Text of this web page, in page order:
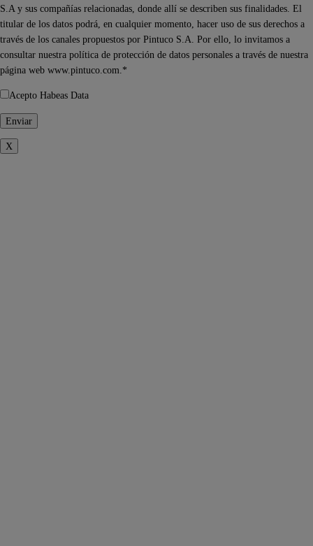
S.A y sus compañías relacionadas, donde allí se describen sus finalidades. El
titular de los datos podrá, en cualquier momento, hacer uso de sus derechos a
través de los canales propuestos por Pintuco S.A. Por ello, lo invitamos a
consultar nuestra política de protección de datos personales a través de nuestra
página web www.pintuco.com.*
Acepto Habeas Data
X